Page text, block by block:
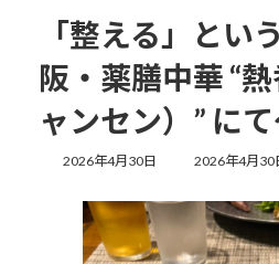
「整える」とい
阪・薬膳中華 “
ャンセン）” に
2026年4月30日
最
更
新
時
2026年4月30